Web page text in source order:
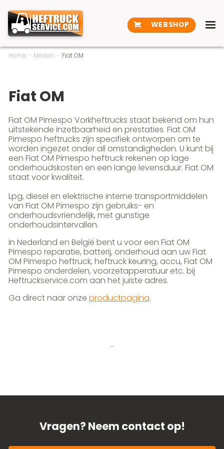
WEBSHOP
Home Merken Fiat OM
Fiat OM
Fiat OM Pimespo Vorkheftrucks staat bekend om hun
uitstekende inzetbaarheid en prestaties. Fiat OM
Pimespo heftrucks zijn specifiek ontworpen om te
worden ingezet onder all omstandigheden. U kunt bij
een Fiat OM Pimespo heftruck rekenen op lage
onderhoudskosten en een lange levensduur. Fiat OM
staat voor kwaliteit.
Lpg, diesel en elektrische interne transportmiddelen
van Fiat OM Pimespo zijn gebruiks- en
onderhoudsvriendelijk, met gunstige
onderhoudsintervallen.
In Nederland en België bent u voor een Fiat OM
Pimespo reparatie, batterij, onderhoud aan uw Fiat
OM Pimespo heftruck, heftruck keuring, accu, Fiat OM
Pimespo onderdelen, voorzetapperatuur etc. bij
Heftruckservice.com aan het juiste adres.
Ga direct naar onzeproductpagina.
Vragen? Neem contact op!